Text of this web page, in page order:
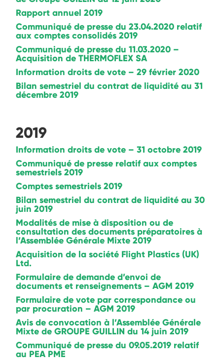
Rapport annuel 2019
Communiqué de presse du 23.04.2020 relatif
aux comptes consolidés 2019
Communiqué de presse du 11.03.2020 –
Acquisition de THERMOFLEX SA
Information droits de vote – 29 février 2020
Bilan semestriel du contrat de liquidité au 31
décembre 2019
2019
Information droits de vote – 31 octobre 2019
Communiqué de presse relatif aux comptes
semestriels 2019
Comptes semestriels 2019
Bilan semestriel du contrat de liquidité au 30
juin 2019
Modalités de mise à disposition ou de
consultation des documents préparatoires à
l’Assemblée Générale Mixte 2019
Acquisition de la société Flight Plastics (UK)
Ltd.
Formulaire de demande d’envoi de
documents et renseignements – AGM 2019
Formulaire de vote par correspondance ou
par procuration – AGM 2019
Avis de convocation à l’Assemblée Générale
Mixte de GROUPE GUILLIN du 14 juin 2019
Communiqué de presse du 09.05.2019 relatif
au PEA PME